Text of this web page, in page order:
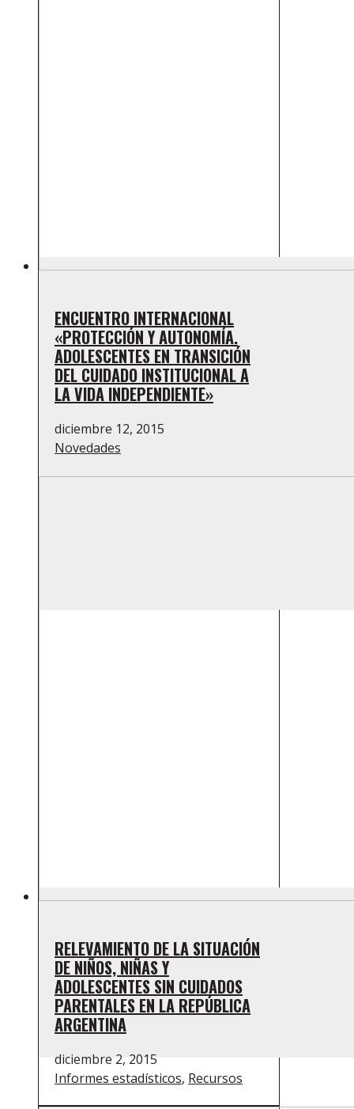
ENCUENTRO INTERNACIONAL
«PROTECCIÓN Y AUTONOMÍA.
ADOLESCENTES EN TRANSICIÓN
DEL CUIDADO INSTITUCIONAL A
LA VIDA INDEPENDIENTE»
diciembre 12, 2015
Novedades
RELEVAMIENTO DE LA SITUACIÓN
DE NIÑOS, NIÑAS Y
ADOLESCENTES SIN CUIDADOS
PARENTALES EN LA REPÚBLICA
ARGENTINA
diciembre 2, 2015
Informes estadísticos, Recursos